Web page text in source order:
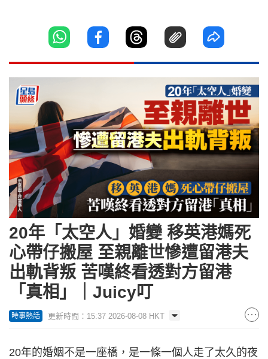
20年「太空人」婚變 移英港媽死
心帶仔搬屋 至親離世慘遭留港夫
出軌背叛 苦嘆終看透對方留港
「真相」｜Juicy叮
時事熱話 更新時間：15:37 2026-08-08 HKT
20年的婚姻不是一座橋，是一條一個人走了太久的夜